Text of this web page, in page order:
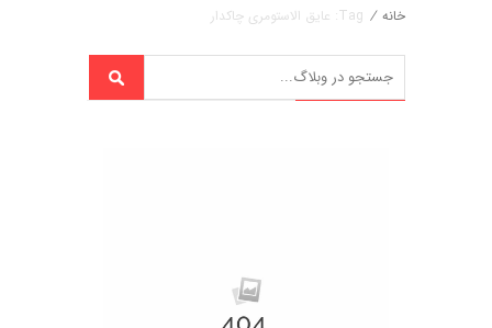
خانه / Tag: عایق الاستومری چاکدار